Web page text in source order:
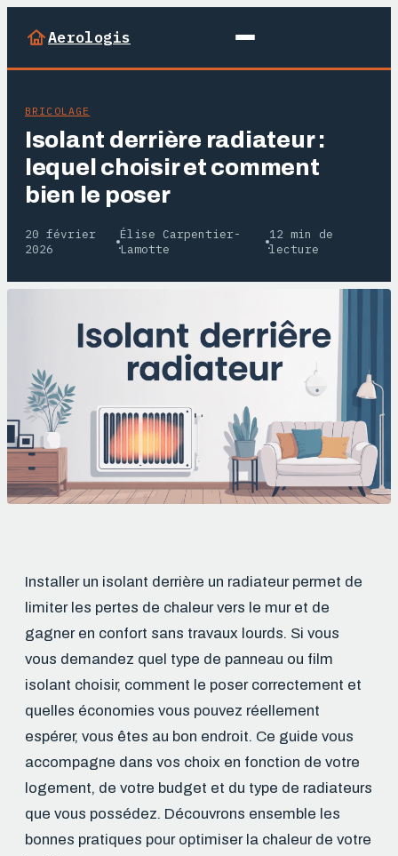
Aerologis
BRICOLAGE
Isolant derrière radiateur :
lequel choisir et comment
bien le poser
20 février
2026
·
Élise Carpentier-
Lamotte
·
12 min de
lecture
Installer un isolant derrière un radiateur permet de
limiter les pertes de chaleur vers le mur et de
gagner en confort sans travaux lourds. Si vous
vous demandez quel type de panneau ou film
isolant choisir, comment le poser correctement et
quelles économies vous pouvez réellement
espérer, vous êtes au bon endroit. Ce guide vous
accompagne dans vos choix en fonction de votre
logement, de votre budget et du type de radiateurs
que vous possédez. Découvrons ensemble les
bonnes pratiques pour optimiser la chaleur de votre